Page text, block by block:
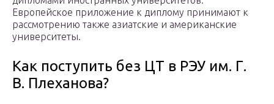
Европейское приложение к диплому принимают к
рассмотрению также азиатские и американские
университеты.
Как поступить без ЦТ в РЭУ им. Г.
В. Плеханова?